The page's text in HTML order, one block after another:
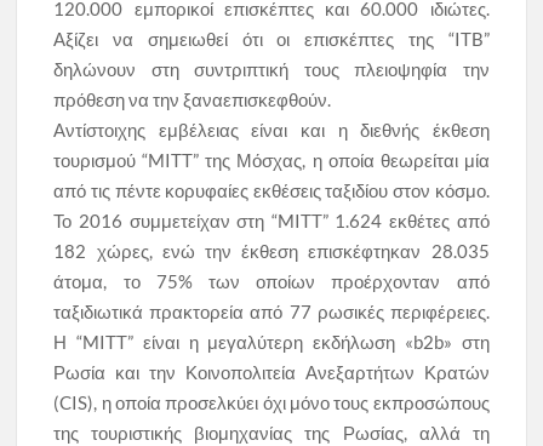
120.000 εμπορικοί επισκέπτες και 60.000 ιδιώτες.
Αξίζει να σημειωθεί ότι οι επισκέπτες της “ITB”
δηλώνουν στη συντριπτική τους πλειοψηφία την
πρόθεση να την ξαναεπισκεφθούν.
Αντίστοιχης εμβέλειας είναι και η διεθνής έκθεση
τουρισμού “MITT” της Μόσχας, η οποία θεωρείται μία
από τις πέντε κορυφαίες εκθέσεις ταξιδίου στον κόσμο.
Το 2016 συμμετείχαν στη “MITT” 1.624 εκθέτες από
182 χώρες, ενώ την έκθεση επισκέφτηκαν 28.035
άτομα, το 75% των οποίων προέρχονταν από
ταξιδιωτικά πρακτορεία από 77 ρωσικές περιφέρειες.
Η “MITT” είναι η μεγαλύτερη εκδήλωση «b2b» στη
Ρωσία και την Κοινοπολιτεία Ανεξαρτήτων Κρατών
(CIS), η οποία προσελκύει όχι μόνο τους εκπροσώπους
της τουριστικής βιομηχανίας της Ρωσίας, αλλά τη